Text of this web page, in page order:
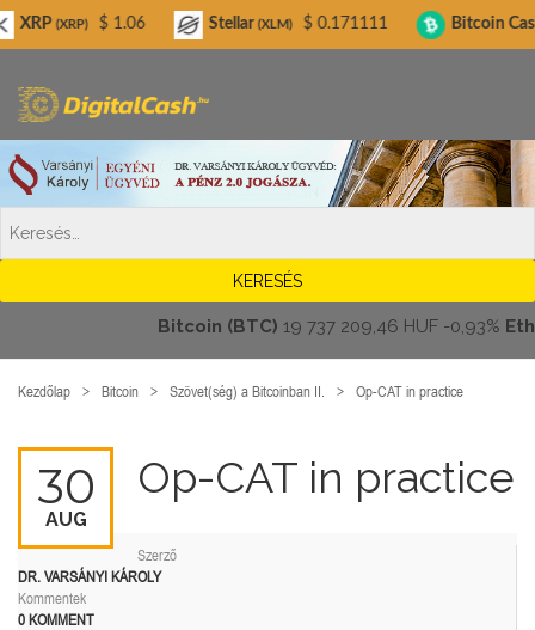
Bitcoin (BTC)19 737 209,46 HUF-0,93%
Kezdőlap Bitcoin Szövet(ség) a Bitcoinban II. Op-CAT in practice
30
AUG
Op-CAT in practice
Szerző
DR. VARSÁNYI KÁROLY
Kommentek
0 KOMMENT
$ 1.06 Stellar(XLM) $ 0.171111 Bitcoin Cash(BCH) $
Digitalcash.hu